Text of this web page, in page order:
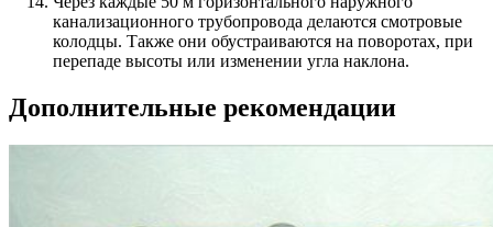
канализационного трубопровода делаются смотровые
колодцы. Также они обустраиваются на поворотах, при
перепаде высоты или изменении угла наклона.
Дополнительные рекомендации